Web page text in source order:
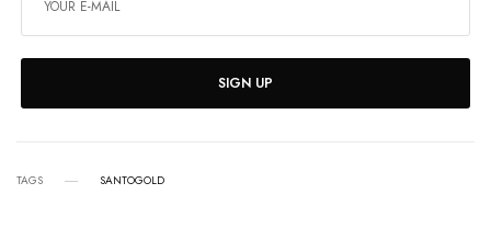
SIGN UP
TAGS SANTOGOLD